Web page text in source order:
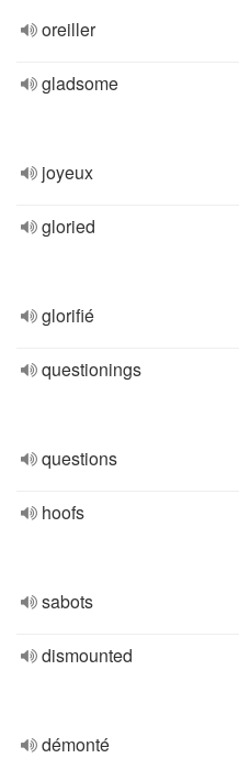
oreiller
gladsome
joyeux
gloried
glorifié
questionings
questions
hoofs
sabots
dismounted
démonté